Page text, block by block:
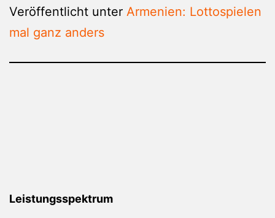
Veröffentlicht unter Armenien: Lottospielen
mal ganz anders
Leistungsspektrum